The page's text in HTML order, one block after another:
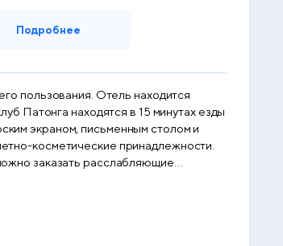
Подробнее
Отель находится
Патонга находятся в 15 минутах езды
косметические принадлежности.
заказать расслабляющие